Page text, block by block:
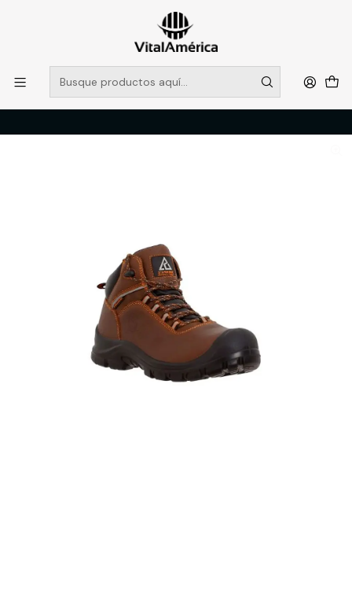
POR SISTEMA FRONTAL SOLO RETIROS EN TIENDA, DESDE
MUCHAS GRACIAS +569 5956 2237
Leer más
CALZADO
ZAPATOS DE SEGURIDAD
BOTIN PJ SHERPAS SH432BDKTC N°42